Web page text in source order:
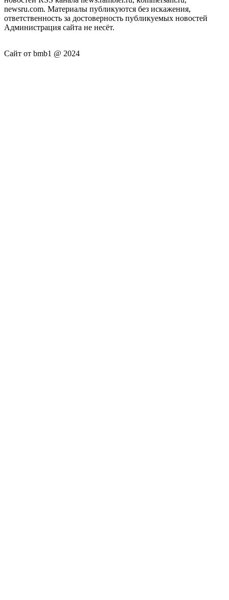
newsru.com. Материалы публикуются без искажения,
ответственность за достоверность публикуемых новостей
Администрация сайта не несёт.
Сайт от bmb1 @ 2024